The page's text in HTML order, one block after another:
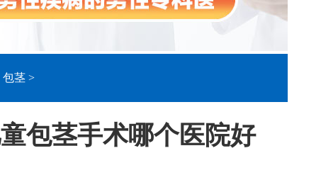
包茎 >
包茎手术哪个医院好